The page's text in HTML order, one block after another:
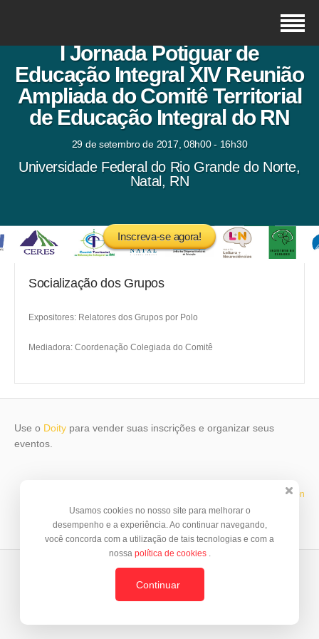
I Jornada Potiguar de
Educação Integral XIV Reunião
Ampliada do Comitê Territorial
de Educação Integral do RN
29 de setembro de 2017, 08h00 - 16h30
Universidade Federal do Rio Grande do Norte,
Natal, RN
Inscreva-se agora!
Socialização dos Grupos
Expositores: Relatores dos Grupos por Polo
Mediadora: Coordenação Colegiada do Comitê
Use o Doity para vender suas inscrições e organizar seus
eventos.
© BrazilJS Foundation
Usamos cookies no nosso site para melhorar o
desempenho e a experiência. Ao continuar navegando,
você concorda com a utilização de tais tecnologias e com a
nossa política de cookies .
Continuar